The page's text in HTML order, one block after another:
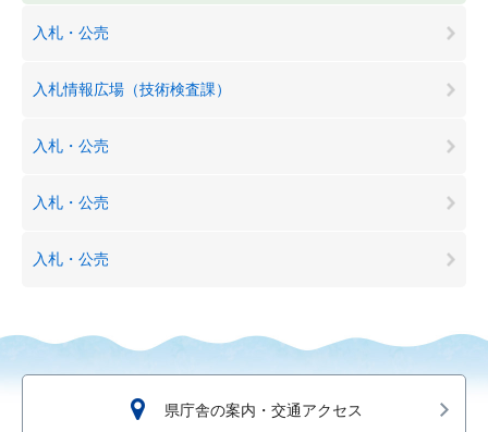
入札・公売
入札情報広場（技術検査課）
入札・公売
入札・公売
入札・公売
県庁舎の案内・交通アクセス